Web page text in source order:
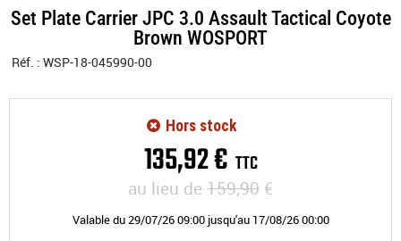
Set Plate Carrier JPC 3.0 Assault Tactical Coyote
Brown WOSPORT
Réf. : WSP-18-045990-00
135,92€ TTC
au lieu de 159,90 €
Valabledu29/07/26 09:00 jusqu'au 17/08/26 00:00
Hors stock